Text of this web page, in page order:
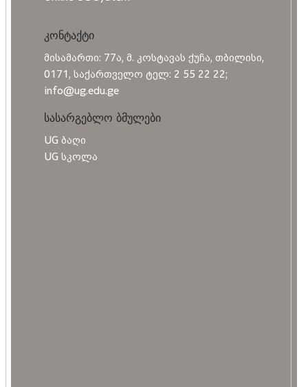
კონტაქტი
მისამართი: 77ა, მ. კოსტავას ქუჩა, თბილისი,
0171, საქართველო ტელ: 2 55 22 22;
info@ug.edu.ge
სასარგებლო ბმულები
UG ბაღი
UG სკოლა